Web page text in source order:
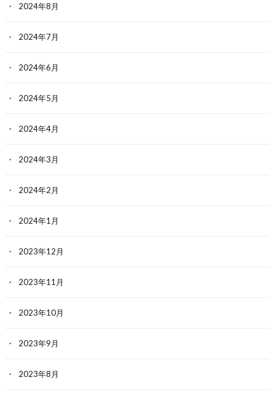
2024年8月
2024年7月
2024年6月
2024年5月
2024年4月
2024年3月
2024年2月
2024年1月
2023年12月
2023年11月
2023年10月
2023年9月
2023年8月